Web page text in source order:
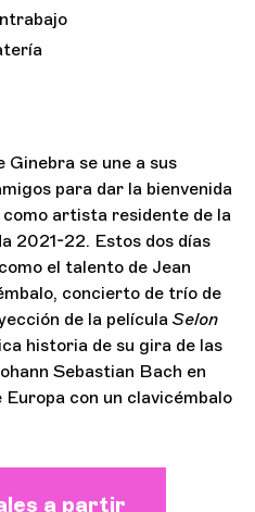
Ginebra se une a sus
para dar la bienvenida
como artista residente de la
2021-22. Estos dos días
el talento de Jean
concierto de trío de
de la películaSelon
historia de su gira de las
Sebastian Bach en
con un clavicémbalo
a partir